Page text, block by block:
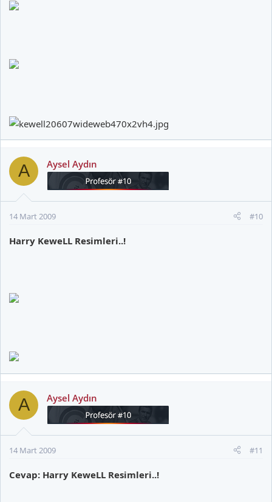
A Aysel Aydın
14 Mart 2009 #10
Harry KeweLL Resimleri..!
A Aysel Aydın
14 Mart 2009 #11
Cevap: Harry KeweLL Resimleri..!